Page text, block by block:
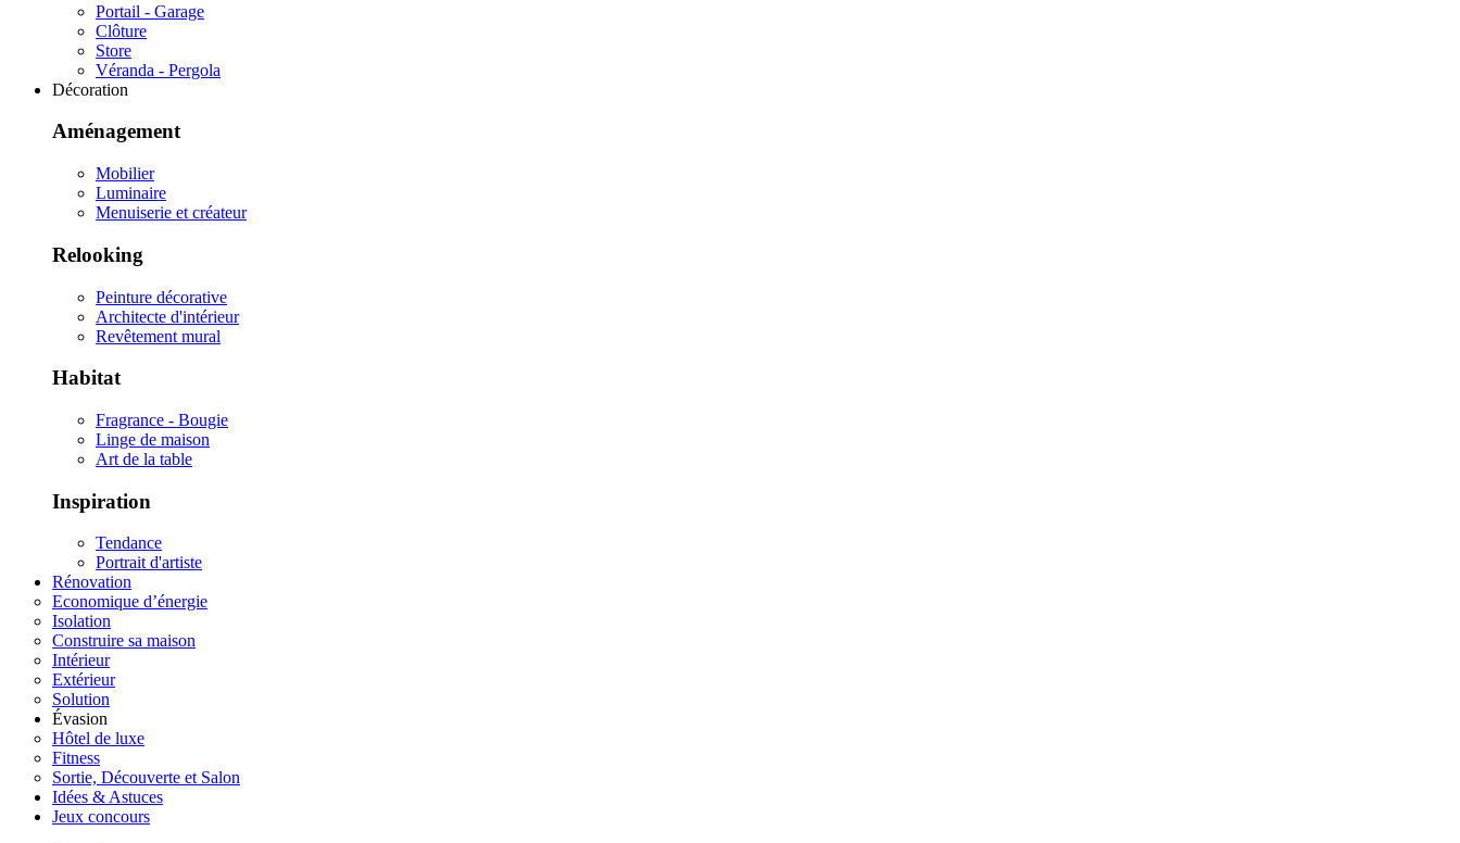
Portail - Garage
Clôture
Store
Véranda - Pergola
Décoration
Aménagement
Mobilier
Luminaire
Menuiserie et créateur
Relooking
Peinture décorative
Architecte d'intérieur
Revêtement mural
Habitat
Fragrance - Bougie
Linge de maison
Art de la table
Inspiration
Tendance
Portrait d'artiste
Rénovation
Economique d’énergie
Isolation
Construire sa maison
Intérieur
Extérieur
Solution
Évasion
Hôtel de luxe
Fitness
Sortie, Découverte et Salon
Idées & Astuces
Jeux concours